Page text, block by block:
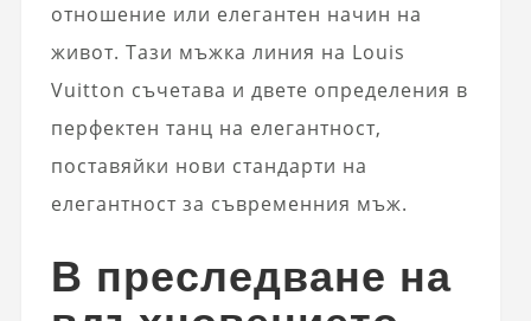
отношение или елегантен начин на
живот. Тази мъжка линия на Louis
Vuitton съчетава и двете определения в
перфектен танц на елегантност,
поставяйки нови стандарти на
елегантност за съвременния мъж.
В преследване на